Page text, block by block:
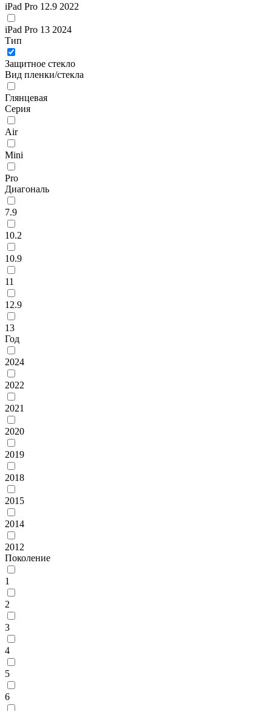
iPad Pro 12.9 2022
iPad Pro 13 2024
Тип
Защитное стекло
Вид пленки/стекла
Глянцевая
Серия
Air
Mini
Pro
Диагональ
7.9
10.2
10.9
11
12.9
13
Год
2024
2022
2021
2020
2019
2018
2015
2014
2012
Поколение
1
2
3
4
5
6